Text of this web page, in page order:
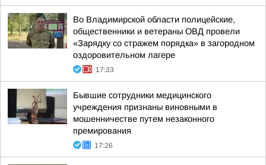
Во Владимирской области полицейские,
общественники и ветераны ОВД провели
«Зарядку со стражем порядка» в загородном
оздоровительном лагере
17:33
Бывшие сотрудники медицинского
учреждения признаны виновными в
мошенничестве путем незаконного
премирования
17:26